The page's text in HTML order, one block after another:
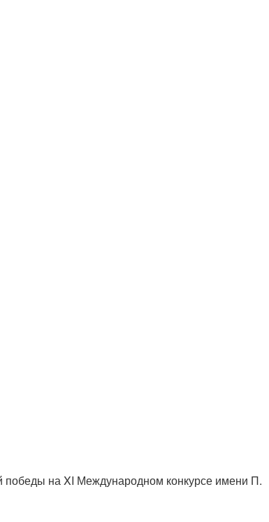
победы на XI Международном конкурсе имени П.